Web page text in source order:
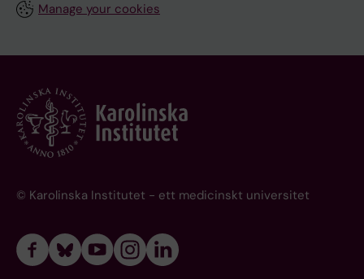
Manage your cookies
© Karolinska Institutet - ett medicinskt universitet